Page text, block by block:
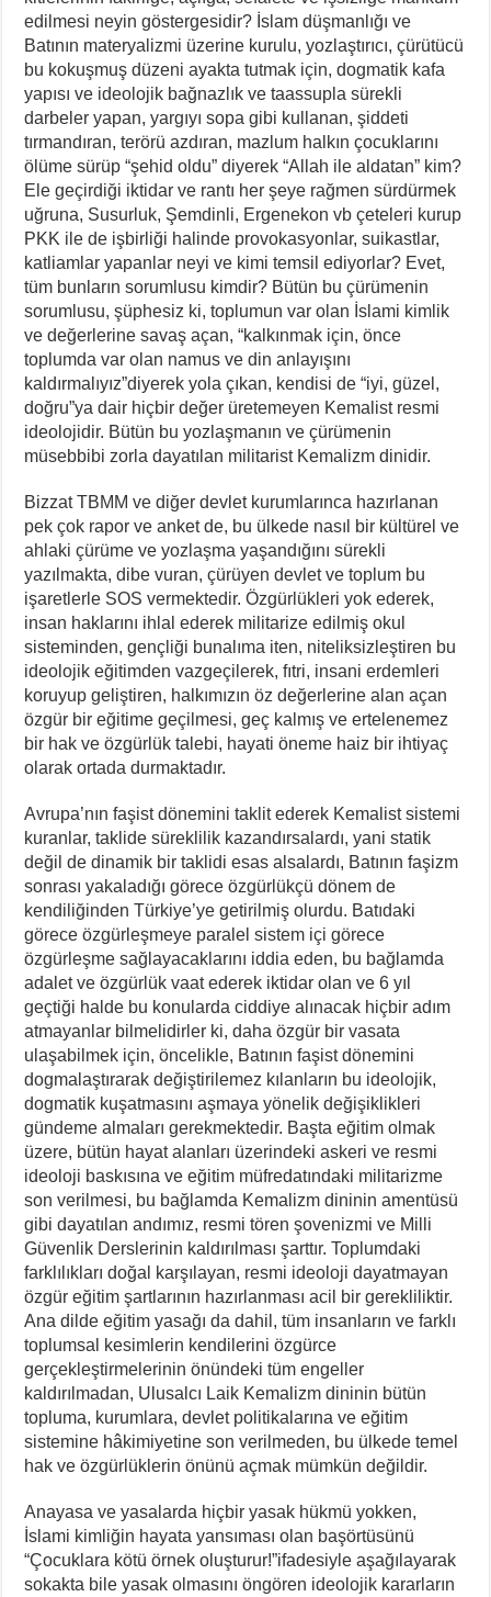
edilmesi neyin göstergesidir? İslam düşmanlığı ve
Batının materyalizmi üzerine kurulu, yozlaştırıcı, çürütücü
bu kokuşmuş düzeni ayakta tutmak için, dogmatik kafa
yapısı ve ideolojik bağnazlık ve taassupla sürekli
darbeler yapan, yargıyı sopa gibi kullanan, şiddeti
tırmandıran, terörü azdıran, mazlum halkın çocuklarını
ölüme sürüp “şehid oldu” diyerek “Allah ile aldatan” kim?
Ele geçirdiği iktidar ve rantı her şeye rağmen sürdürmek
uğruna, Susurluk, Şemdinli, Ergenekon vb çeteleri kurup
PKK ile de işbirliği halinde provokasyonlar, suikastlar,
katliamlar yapanlar neyi ve kimi temsil ediyorlar? Evet,
tüm bunların sorumlusu kimdir? Bütün bu çürümenin
sorumlusu, şüphesiz ki, toplumun var olan İslami kimlik
ve değerlerine savaş açan, “kalkınmak için, önce
toplumda var olan namus ve din anlayışını
kaldırmalıyız”diyerek yola çıkan, kendisi de “iyi, güzel,
doğru”ya dair hiçbir değer üretemeyen Kemalist resmi
ideolojidir. Bütün bu yozlaşmanın ve çürümenin
müsebbibi zorla dayatılan militarist Kemalizm dinidir.
Bizzat TBMM ve diğer devlet kurumlarınca hazırlanan
pek çok rapor ve anket de, bu ülkede nasıl bir kültürel ve
ahlaki çürüme ve yozlaşma yaşandığını sürekli
yazılmakta, dibe vuran, çürüyen devlet ve toplum bu
işaretlerle SOS vermektedir. Özgürlükleri yok ederek,
insan haklarını ihlal ederek militarize edilmiş okul
sisteminden, gençliği bunalıma iten, niteliksizleştiren bu
ideolojik eğitimden vazgeçilerek, fıtri, insani erdemleri
koruyup geliştiren, halkımızın öz değerlerine alan açan
özgür bir eğitime geçilmesi, geç kalmış ve ertelenemez
bir hak ve özgürlük talebi, hayati öneme haiz bir ihtiyaç
olarak ortada durmaktadır.
Avrupa’nın faşist dönemini taklit ederek Kemalist sistemi
kuranlar, taklide süreklilik kazandırsalardı, yani statik
değil de dinamik bir taklidi esas alsalardı, Batının faşizm
sonrası yakaladığı görece özgürlükçü dönem de
kendiliğinden Türkiye’ye getirilmiş olurdu. Batıdaki
görece özgürleşmeye paralel sistem içi görece
özgürleşme sağlayacaklarını iddia eden, bu bağlamda
adalet ve özgürlük vaat ederek iktidar olan ve 6 yıl
geçtiği halde bu konularda ciddiye alınacak hiçbir adım
atmayanlar bilmelidirler ki, daha özgür bir vasata
ulaşabilmek için, öncelikle, Batının faşist dönemini
dogmalaştırarak değiştirilemez kılanların bu ideolojik,
dogmatik kuşatmasını aşmaya yönelik değişiklikleri
gündeme almaları gerekmektedir. Başta eğitim olmak
üzere, bütün hayat alanları üzerindeki askeri ve resmi
ideoloji baskısına ve eğitim müfredatındaki militarizme
son verilmesi, bu bağlamda Kemalizm dininin amentüsü
gibi dayatılan andımız, resmi tören şovenizmi ve Milli
Güvenlik Derslerinin kaldırılması şarttır. Toplumdaki
farklılıkları doğal karşılayan, resmi ideoloji dayatmayan
özgür eğitim şartlarının hazırlanması acil bir gerekliliktir.
Ana dilde eğitim yasağı da dahil, tüm insanların ve farklı
toplumsal kesimlerin kendilerini özgürce
gerçekleştirmelerinin önündeki tüm engeller
kaldırılmadan, Ulusalcı Laik Kemalizm dininin bütün
topluma, kurumlara, devlet politikalarına ve eğitim
sistemine hâkimiyetine son verilmeden, bu ülkede temel
hak ve özgürlüklerin önünü açmak mümkün değildir.
Anayasa ve yasalarda hiçbir yasak hükmü yokken,
İslami kimliğin hayata yansıması olan başörtüsünü
“Çocuklara kötü örnek oluşturur!”ifadesiyle aşağılayarak
sokakta bile yasak olmasını öngören ideolojik kararların